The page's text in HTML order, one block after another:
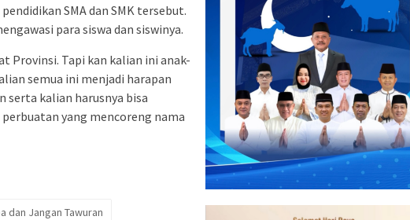
SMA dan SMK tersebut.
para siswa dan siswinya.
Provinsi. Tapi kan kalian ini anak-
semua ini menjadi harapan
serta kalian harusnya bisa
yang mencoreng nama
dan Jangan Tawuran